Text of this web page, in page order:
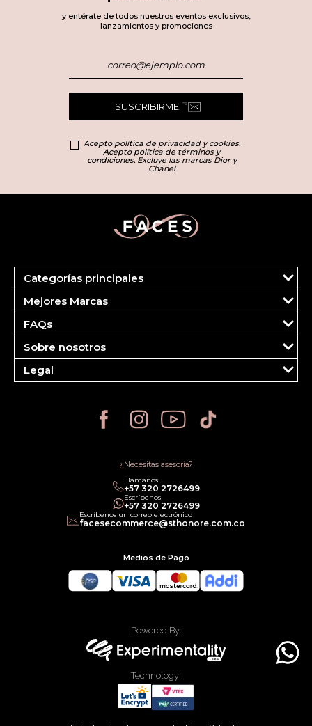
y entérate de todos nuestros eventos exclusivos,
lanzamientos y promociones
SUSCRIBIRME
Acepto política de privacidad y cookies.
Acepto política de términos y
condiciones. Excluye las marcas Dior y
Chanel
Categorías principales
Marcas
Dior
Más Vendidos
Fragancias
Maquillaje
Cuidado del Rostro
Cuidado Corporal
Cuidado Capilar
Mejores Marcas
Clinique
Estee Lauder
Carolina Herrera
Ver todas las marcas
FAQs
Tu cuenta
Pedidos
FAQS
Pagos
Sobre nosotros
¿Quiénes somos?
Contáctanos
Legal
Política de Entregas
Política de Privacidad
Política de Cancelación
Política legal de Gift Cards¿Necesitas asesoría?
Llámanos
‎+57 320 2726499
Escríbenos
‎+57 320 2726499
Escríbenos un correo electrónico
facesecommerce@sthonore.com.co
Medios de Pago
Powered By:
Technology: